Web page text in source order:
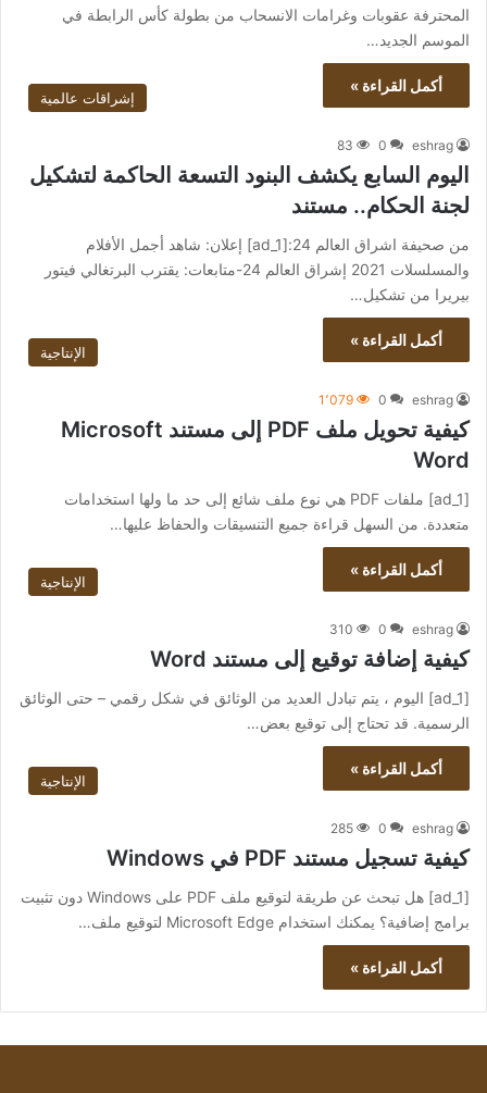
المحترفة عقوبات وغرامات الانسحاب من بطولة كأس الرابطة في
الموسم الجديد…
أكمل القراءة »
إشراقات عالمية
eshrag
0
83
اليوم السابع يكشف البنود التسعة الحاكمة لتشكيل
لجنة الحكام.. مستند
من صحيفة اشراق العالم 24:[ad_1] إعلان: شاهد أجمل الأفلام
والمسلسلات 2021 إشراق العالم 24-متابعات: يقترب البرتغالي فيتور
بيريرا من تشكيل…
أكمل القراءة »
الإنتاجية
eshrag
0 1٬079
كيفية تحويل ملف PDF إلى مستند Microsoft
Word
[ad_1] ملفات PDF هي نوع ملف شائع إلى حد ما ولها استخدامات
متعددة. من السهل قراءة جميع التنسيقات والحفاظ عليها…
أكمل القراءة »
الإنتاجية
eshrag
0
310
كيفية إضافة توقيع إلى مستند Word
[ad_1] اليوم ، يتم تبادل العديد من الوثائق في شكل رقمي – حتى الوثائق
الرسمية. قد تحتاج إلى توقيع بعض…
أكمل القراءة »
الإنتاجية
eshrag
0
285
كيفية تسجيل مستند PDF في Windows
[ad_1] هل تبحث عن طريقة لتوقيع ملف PDF على Windows دون تثبيت
برامج إضافية؟ يمكنك استخدام Microsoft Edge لتوقيع ملف…
أكمل القراءة »